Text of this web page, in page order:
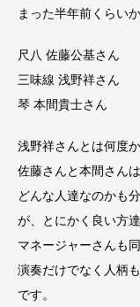
まった半年前くらい
尺八 佐藤公基さん
三味線 浅野祥さん
琴 本間貴士さん
浅野祥さんとは何度
佐藤さんと本間さん
どんな人達なのかも
が、とにかく良い方達
マネージャーさんも
演奏だけでなく人柄
です。